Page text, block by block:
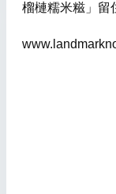
榴槤糯米糍」留